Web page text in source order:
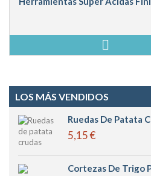
LOS MÁS VENDIDOS
Ruedas De Patata
5,15 €